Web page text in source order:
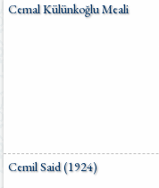
Cemal Külünkoğlu Meali
Cemil Said (1924)